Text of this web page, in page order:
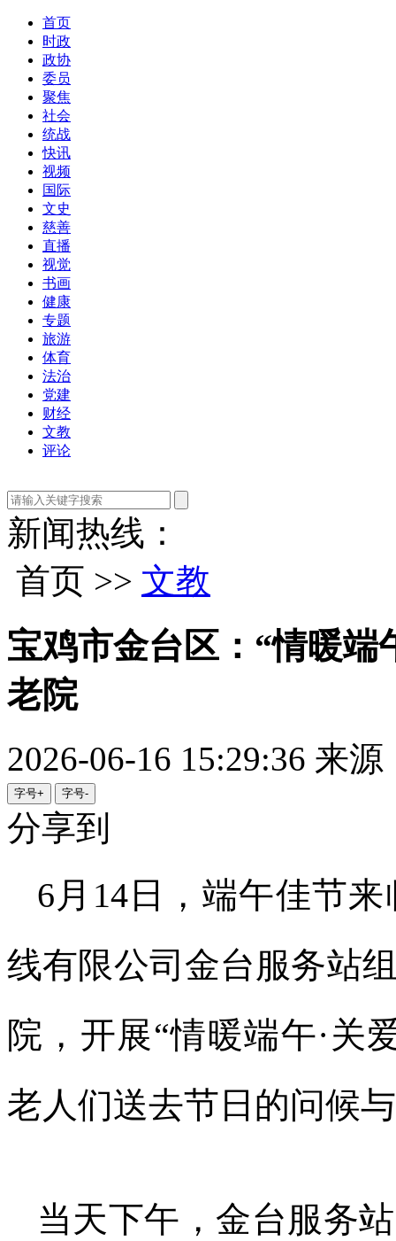
首页
时政
政协
委员
聚焦
社会
统战
快讯
视频
国际
文史
慈善
直播
视觉
书画
健康
专题
旅游
体育
法治
党建
财经
文教
评论
新闻热线：
首页 >> 文教
宝鸡市金台区：“情暖端
老院
2026-06-16 15:29:36 来源
字号+ 字号-
分享到
6月14日，端午佳节
线有限公司金台服务站
院，开展“情暖端午·关
老人们送去节日的问候
当天下午，金台服务